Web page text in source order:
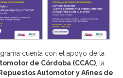
cuenta con el apoyo de la
de Córdoba (CCAC), la
Automotor y Afines de